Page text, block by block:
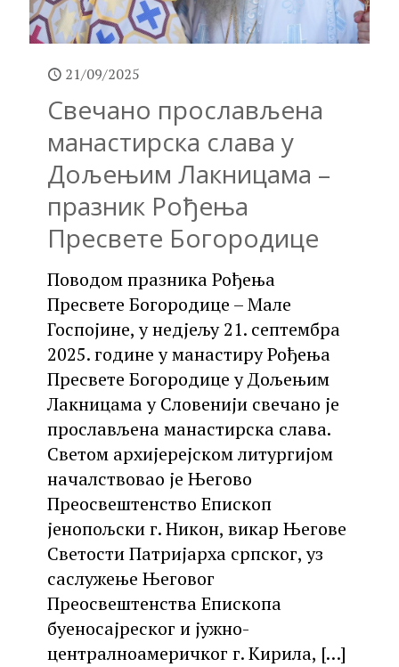
21/09/2025
Свечано прослављена
манастирска слава у
Дољењим Лакницама –
празник Рођења
Пресвете Богородице
Поводом празника Рођења
Пресвете Богородице – Мале
Госпојине, у недјељу 21. септембра
2025. године у манастиру Рођења
Пресвете Богородице у Дољењим
Лакницама у Словенији свечано је
прослављена манастирска слава.
Светом архијерејском литургијом
началствовао је Његово
Преосвештенство Епископ
јенопољски г. Никон, викар Његове
Светости Патријарха српског, уз
саслужење Његовог
Преосвештенства Епископа
буеносајреског и јужно-
централноамеричког г. Кирила, […]